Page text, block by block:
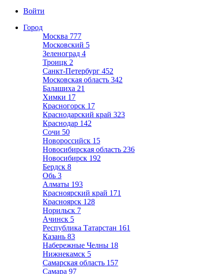
Войти
Город
Москва 777
Московский 5
Зеленоград 4
Троицк 2
Санкт-Петербург 452
Московская область 342
Балашиха 21
Химки 17
Красногорск 17
Краснодарский край 323
Краснодар 142
Сочи 50
Новороссийск 15
Новосибирская область 236
Новосибирск 192
Бердск 8
Обь 3
Алматы 193
Красноярский край 171
Красноярск 128
Норильск 7
Ачинск 5
Республика Татарстан 161
Казань 83
Набережные Челны 18
Нижнекамск 5
Самарская область 157
Самара 97